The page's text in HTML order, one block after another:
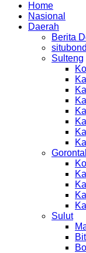
Home
Nasional
Daerah
Berita
Sulteng
Sulut